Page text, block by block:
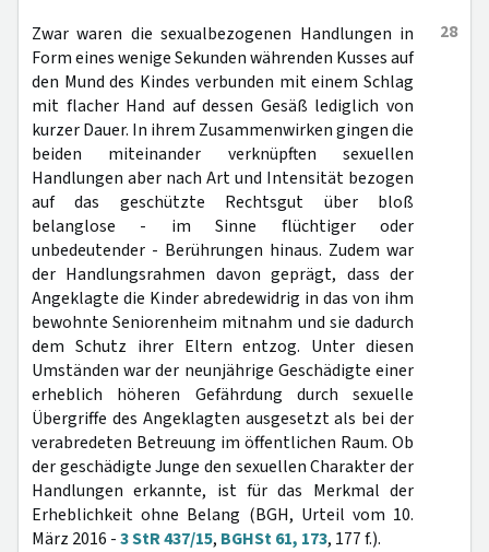
28
Zwar waren die sexualbezogenen Handlungen in
Form eines wenige Sekunden währenden Kusses auf
den Mund des Kindes verbunden mit einem Schlag
mit flacher Hand auf dessen Gesäß lediglich von
kurzer Dauer. In ihrem Zusammenwirken gingen die
beiden miteinander verknüpften sexuellen
Handlungen aber nach Art und Intensität bezogen
auf das geschützte Rechtsgut über bloß
belanglose - im Sinne flüchtiger oder
unbedeutender - Berührungen hinaus. Zudem war
der Handlungsrahmen davon geprägt, dass der
Angeklagte die Kinder abredewidrig in das von ihm
bewohnte Seniorenheim mitnahm und sie dadurch
dem Schutz ihrer Eltern entzog. Unter diesen
Umständen war der neunjährige Geschädigte einer
erheblich höheren Gefährdung durch sexuelle
Übergriffe des Angeklagten ausgesetzt als bei der
verabredeten Betreuung im öffentlichen Raum. Ob
der geschädigte Junge den sexuellen Charakter der
Handlungen erkannte, ist für das Merkmal der
Erheblichkeit ohne Belang (BGH, Urteil vom 10.
März 2016 -3 StR 437/15, BGHSt 61, 173, 177 f.).